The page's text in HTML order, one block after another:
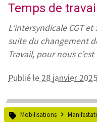
Temps de
L’intersyndicale CGT
suite du changement
Travail, pour nous
Publié le 28 janvier 2025
Mobilisations